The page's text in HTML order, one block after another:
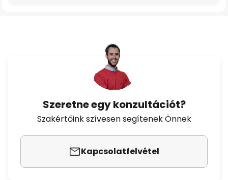
Szeretne egy konzultációt?
Szakértőink szívesen segítenek Önnek
Kapcsolatfelvétel